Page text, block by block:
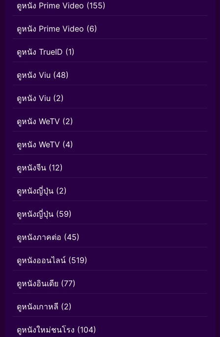
ดูหนัง Prime Video (155)
ดูหนัง Prime Video (6)
ดูหนัง TrueID (1)
ดูหนัง Viu (48)
ดูหนัง Viu (2)
ดูหนัง WeTV (2)
ดูหนัง WeTV (4)
ดูหนังจีน (12)
ดูหนังญี่ปุ่น (2)
ดูหนังญี่ปุ่น (59)
ดูหนังภาคต่อ (45)
ดูหนังออนไลน์ (519)
ดูหนังอินเดีย (77)
ดูหนังเกาหลี (2)
ดูหนังใหม่ชนโรง (104)